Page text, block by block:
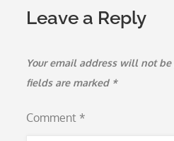
Leave a Reply
Your email address will not
fields are marked *
Comment *